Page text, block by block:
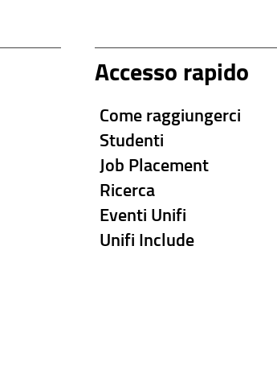
Accesso rapido
Come raggiungerci
Studenti
Job Placement
Ricerca
Eventi Unifi
Unifi Include